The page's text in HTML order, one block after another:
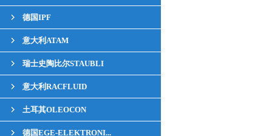
德国IPF
意大利ATAM
瑞士史陶比尔STAUBLI
意大利RACFLUID
土耳其OLEOCON
德国EGE-ELEKTRONI...